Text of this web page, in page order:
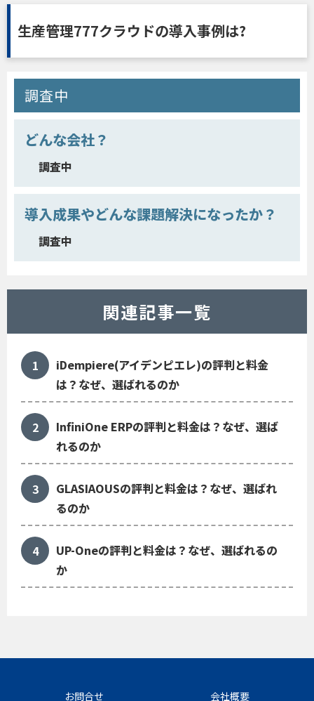
生産管理777クラウドの導入事例は?
調査中
どんな会社？
調査中
導入成果やどんな課題解決になったか？
調査中
関連記事一覧
iDempiere(アイデンピエレ)の評判と料金
は？なぜ、選ばれるのか
InfiniOne ERPの評判と料金は？なぜ、選ば
れるのか
GLASIAOUSの評判と料金は？なぜ、選ばれ
るのか
UP-Oneの評判と料金は？なぜ、選ばれるの
か
お問合せ 会社概要